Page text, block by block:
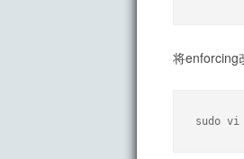
将enforcing
sudo